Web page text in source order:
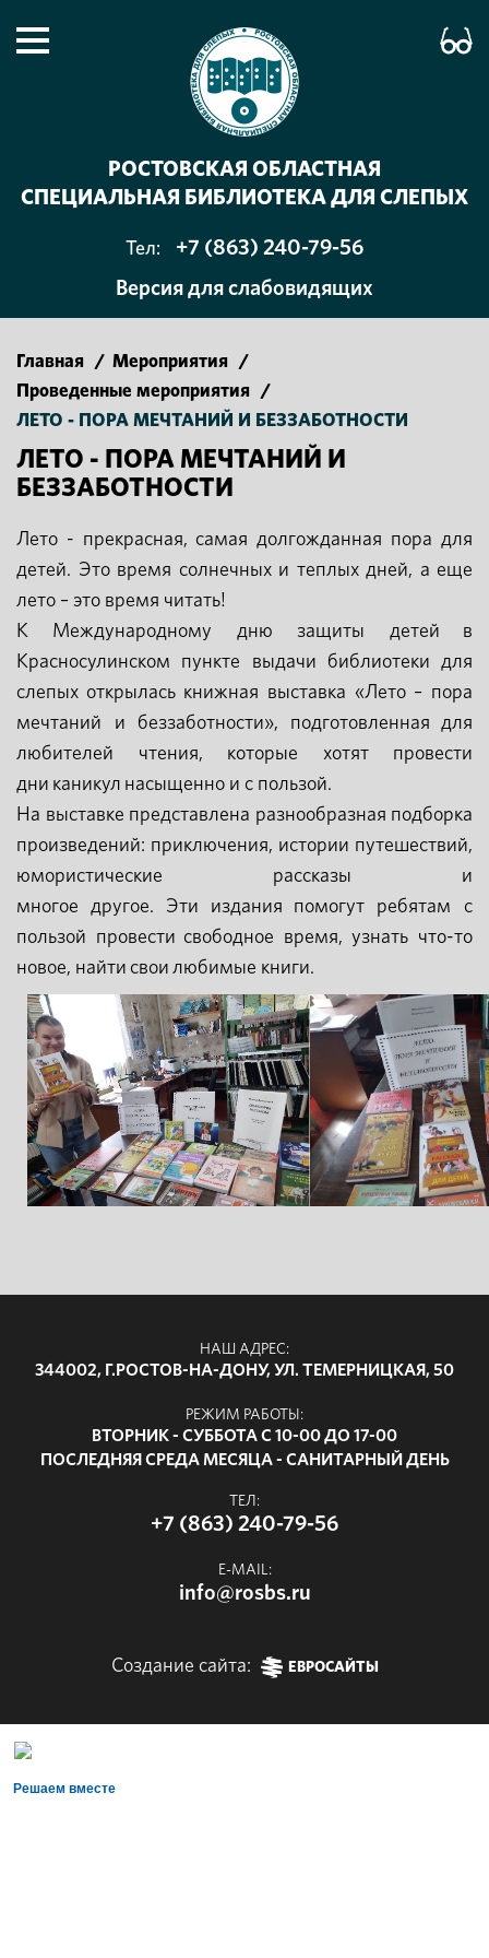
РОСТОВСКАЯ ОБЛАСТНАЯ
СПЕЦИАЛЬНАЯ БИБЛИОТЕКА ДЛЯ СЛЕПЫХ
Тел:
+7 (863) 240-79-56
Версия для слабовидящих
Главная / Мероприятия
/
Проведенные мероприятия
/
ЛЕТО - ПОРА МЕЧТАНИЙ И БЕЗЗАБОТНОСТИ
ЛЕТО - ПОРА МЕЧТАНИЙ И
БЕЗЗАБОТНОСТИ
Лето - прекрасная, самая долгожданная пора для
детей. Это время солнечных и теплых дней, а еще
лето – это время читать!
К Международному дню защиты детей в
Красносулинском пункте выдачи библиотеки для
слепых открылась книжная выставка «Лето – пора
мечтаний и беззаботности», подготовленная для
любителей чтения, которые хотят провести
дни каникул насыщенно и с пользой.
На выставке представлена разнообразная подборка
произведений: приключения, истории путешествий,
юмористические рассказы и
многое другое. Эти издания помогут ребятам с
пользой провести свободное время, узнать что-то
новое, найти свои любимые книги.
НАШ АДРЕС:
344002, Г.РОСТОВ-НА-ДОНУ, УЛ. ТЕМЕРНИЦКАЯ, 50
РЕЖИМ РАБОТЫ:
ВТОРНИК - СУББОТА С 10-00 ДО 17-00
ПОСЛЕДНЯЯ СРЕДА МЕСЯЦА - САНИТАРНЫЙ ДЕНЬ
ТЕЛ:
+7 (863) 240-79-56
E-MAIL:
info@rosbs.ru
Создание сайта: ЕВРОСАЙТЫ
Решаем вместе